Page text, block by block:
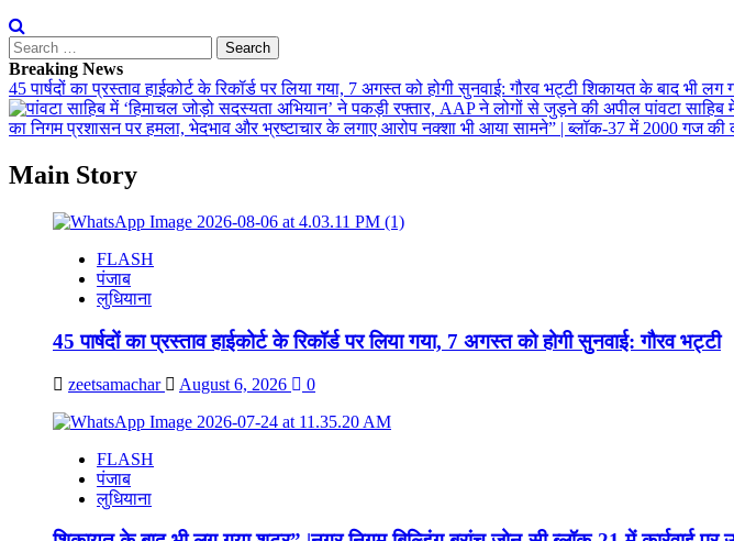
Search
for:
Breaking News
45 पार्षदों का प्रस्ताव हाईकोर्ट के रिकॉर्ड पर लिया गया, 7 अगस्त को होगी सुनवाई: गौरव भट्टीशिकायत के बाद भी लग
पांवटा
का निगम प्रशासन पर हमला, भेदभाव और भ्रष्टाचार के लगाए आरोपनक्शा भी आया सामने” | ब्लॉक-37 में 2000 गज की
Main Story
FLASH
पंजाब
लुधियाना
45 पार्षदों का प्रस्ताव हाईकोर्ट के रिकॉर्ड पर लिया गया, 7 अगस्त को होगी सुनवाई: गौरव भट्टी
zeetsamachar August 6, 2026 0
FLASH
पंजाब
लुधियाना